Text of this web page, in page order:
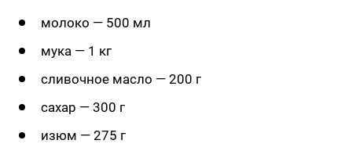
молоко — 500 мл
мука — 1 кг
сливочное масло — 200 г
сахар — 300 г
изюм — 275 г